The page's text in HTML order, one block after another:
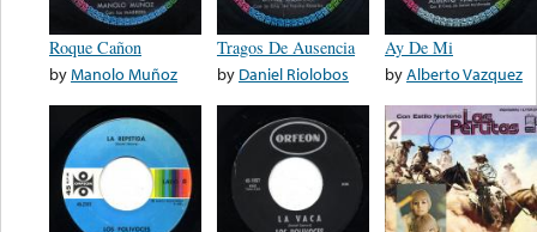
Roque Cañon
byManolo Muñoz
Tragos De Ausencia
by Daniel Riolobos
Ay De Mi
byAlberto Vazquez